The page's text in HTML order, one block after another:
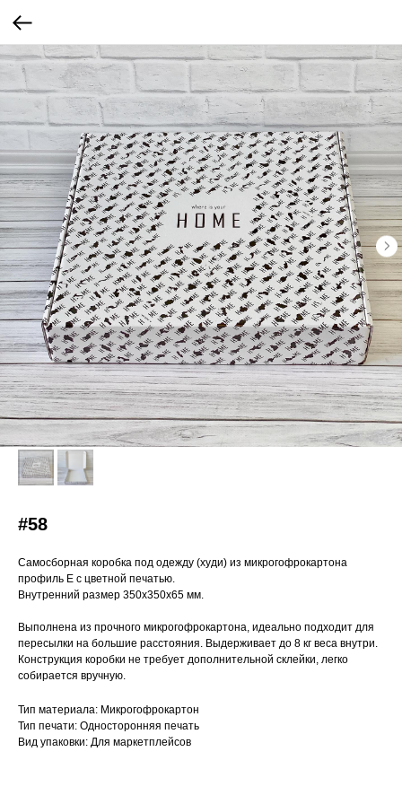
#58
Самосборная коробка под одежду (худи) из микрогофрокартона
профиль Е с цветной печатью.
Внутренний размер 350х350х65 мм.
Выполнена из прочного микрогофрокартона, идеально подходит для
пересылки на большие расстояния. Выдерживает до 8 кг веса внутри.
Конструкция коробки не требует дополнительной склейки, легко
собирается вручную.
Тип материала: Микрогофрокартон
Тип печати: Односторонняя печать
Вид упаковки: Для маркетплейсов